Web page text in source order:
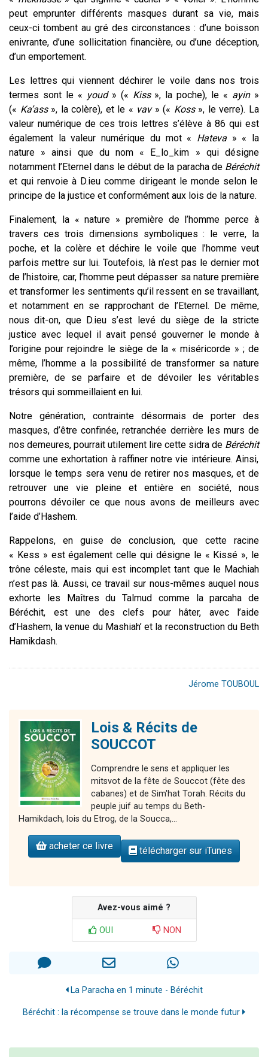
peut emprunter différents masques durant sa vie, mais
ceux-ci tombent au gré des circonstances : d’une boisson
enivrante, d’une sollicitation financière, ou d’une déception,
d’un emportement.
Les lettres qui viennent déchirer le voile dans nos trois
termes sont le « youd» (« Kiss», la poche), le « ayin»
(« Ka’ass», la colère), et le « vav» (« Koss», le verre). La
valeur numérique de ces trois lettres s’élève à 86 qui est
également la valeur numérique du mot « Hateva» « la
nature » ainsi que du nom « E_lo_kim » qui désigne
notamment l’Eternel dans le début de la paracha de Béréchit
et qui renvoie à D.ieu comme dirigeant le monde selon le
principe de la justice et conformément aux lois de la nature.
Finalement, la « nature » première de l’homme perce à
travers ces trois dimensions symboliques : le verre, la
poche, et la colère et déchire le voile que l’homme veut
parfois mettre sur lui. Toutefois, là n’est pas le dernier mot
de l’histoire, car, l’homme peut dépasser sa nature première
et transformer les sentiments qu’il ressent en se travaillant,
et notamment en se rapprochant de l’Eternel. De même,
nous dit-on, que D.ieu s’est levé du siège de la stricte
justice avec lequel il avait pensé gouverner le monde à
l’origine pour rejoindre le siège de la « miséricorde » ; de
même, l’homme a la possibilité de transformer sa nature
première, de se parfaire et de dévoiler les véritables
trésors qui sommeillaient en lui.
Notre génération, contrainte désormais de porter des
masques, d’être confinée, retranchée derrière les murs de
nos demeures, pourrait utilement lire cette sidra de Béréchit
comme une exhortation à raffiner notre vie intérieure. Ainsi,
lorsque le temps sera venu de retirer nos masques, et de
retrouver une vie pleine et entière en société, nous
pourrons dévoiler ce que nous avons de meilleurs avec
l’aide d’Hashem.
Rappelons, en guise de conclusion, que cette racine
« Kess » est également celle qui désigne le « Kissé », le
trône céleste, mais qui est incomplet tant que le Machiah
n’est pas là. Aussi, ce travail sur nous-mêmes auquel nous
exhorte les Maîtres du Talmud comme la parcaha de
Béréchit, est une des clefs pour hâter, avec l’aide
d’Hashem, la venue du Mashiah’ et la reconstruction du Beth
Hamikdash.
Jérome TOUBOUL
Lois & Récits de
SOUCCOT
Comprendre le sens et appliquer les
mitsvot de la fête de Souccot (fête des
cabanes) et de Sim'hat Torah. Récits du
peuple juif au temps du Beth-
Hamikdach, lois du Etrog, de la Soucca,...
acheter ce livre télécharger sur iTunes
Avez-vous aimé ?
OUI NON
La Paracha en 1 minute - Béréchit
Béréchit : la récompense se trouve dans le monde futur